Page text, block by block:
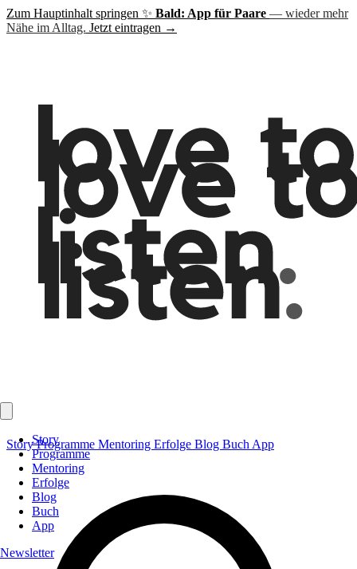
Zum Hauptinhalt springen ✨ Bald: App für Paare — wieder mehr
Nähe im Alltag. Jetzt eintragen →
StoryProgramme Mentoring Erfolge Blog Buch App
Story
Programme
Mentoring
Erfolge
Blog
Buch
App
Newsletter